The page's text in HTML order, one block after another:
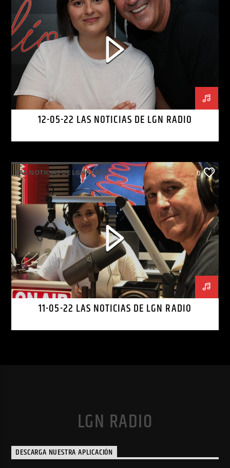
12-05-22 LAS NOTICIAS DE LGN RADIO
LAS NOTICIAS DE LGNRADIO 0
11-05-22 LAS NOTICIAS DE LGN RADIO
LGN RADIO
DESCARGA NUESTRA APLICACIÓN